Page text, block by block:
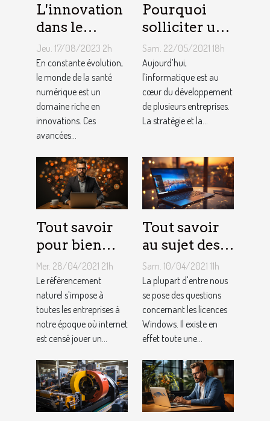
L'innovation
dans le
domaine de
la santé
numérique
Jeu. 17/08/2023 2h
En constante évolution,
le monde de la santé
numérique est un
domaine riche en
innovations. Ces
avancées...
Pourquoi
solliciter un
service
informatique
pour PME ?
Sam. 22/05/2021 18h
Aujourd’hui,
l'informatique est au
cœur du développement
de plusieurs entreprises.
La stratégie et la...
Tout savoir
pour bien
choisir un
consultant
SEO
Mer. 28/04/2021 21h
Le référencement
naturel s’impose à
toutes les entreprises à
notre époque où internet
est censé jouer un...
Tout savoir
au sujet des
licences
Windows !
Sam. 10/04/2021 11h
La plupart d'entre nous
se pose des questions
concernant les licences
Windows. Il existe en
effet toute une...